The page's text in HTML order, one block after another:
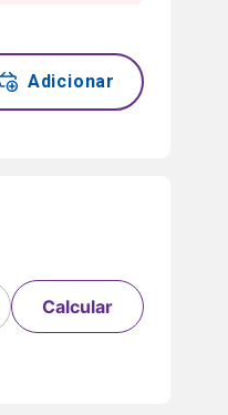
Adicionar
Calcular